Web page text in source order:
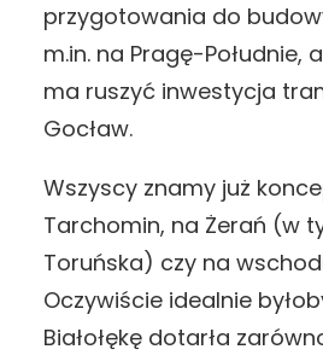
przygotowania do
m.in. na Pragę-Południe,
ma ruszyć inwestycja
Gocław.
Wszyscy znamy już
Tarchomin, na Żerań (w
Toruńska) czy na
Oczywiście idealnie
Białołękę dotarła